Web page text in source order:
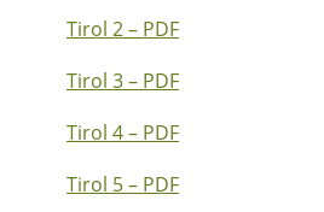
Tirol 2 – PDF
Tirol 3 – PDF
Tirol 4 – PDF
Tirol 5 – PDF